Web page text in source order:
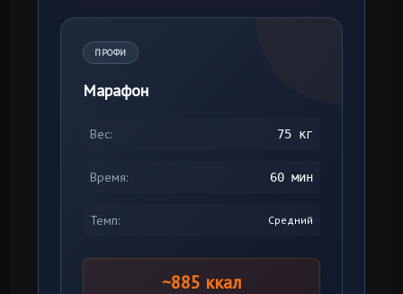
ПРОФИ
Марафон
Вес: 75 кг
Время: 60 мин
Темп: Средний
~885 ккал